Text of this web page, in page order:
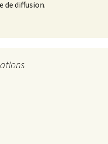
de diffusion.